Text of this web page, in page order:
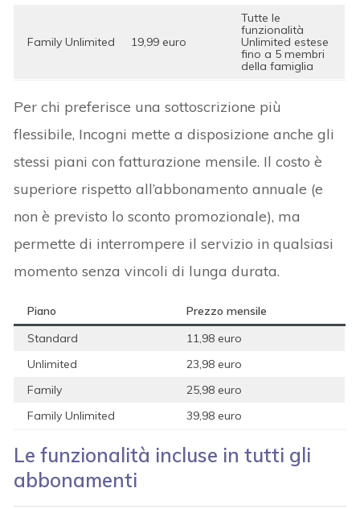
Family Unlimited 19,99 euro
Tutte le
funzionalità
Unlimited estese
fino a 5 membri
della famiglia
Per chi preferisce una sottoscrizione più
flessibile, Incogni mette a disposizione anche gli
stessi piani con fatturazione mensile. Il costo è
superiore rispetto all’abbonamento annuale (e
non è previsto lo sconto promozionale), ma
permette di interrompere il servizio in qualsiasi
momento senza vincoli di lunga durata.
Piano
Prezzo mensile
Standard
11,98 euro
Unlimited
23,98 euro
Family
25,98 euro
Family Unlimited
39,98 euro
Le funzionalità incluse in tutti gli
abbonamenti